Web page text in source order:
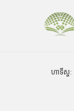
ហាទីស្ហ: